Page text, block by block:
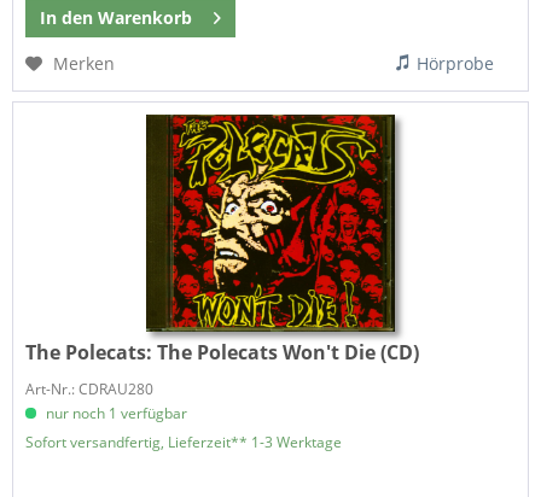
In den Warenkorb
Merken
Hörprobe
The Polecats:The Polecats Won't Die (CD)
Art-Nr.: CDRAU280
nur noch 1 verfügbar
Sofort versandfertig, Lieferzeit** 1-3 Werktage